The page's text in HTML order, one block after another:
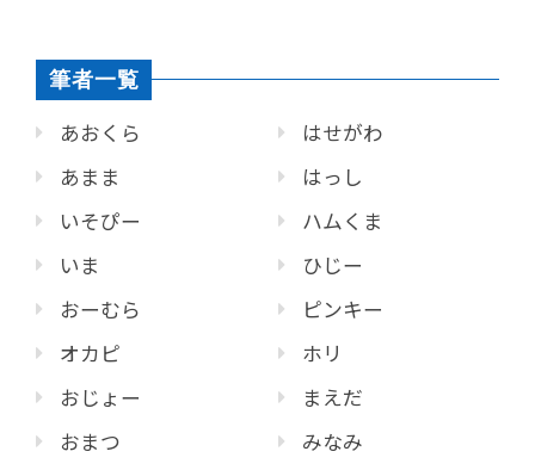
筆者一覧
あおくら
あまま
いそぴー
いま
おーむら
オカピ
おじょー
おまつ
はせがわ
はっし
ハムくま
ひじー
ピンキー
ホリ
まえだ
みなみ